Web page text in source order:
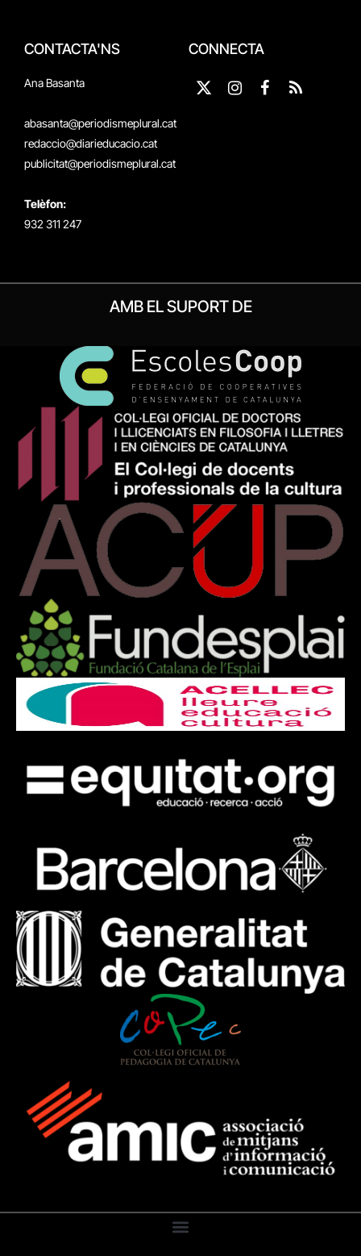
CONTACTA'NS
Ana Basanta
abasanta@periodismeplural.cat
redaccio@diarieducacio.cat
publicitat@periodismeplural.cat
Telèfon:
932 311 247
CONNECTA
X
Instagram
Facebook
RSS
AMB EL SUPORT DE